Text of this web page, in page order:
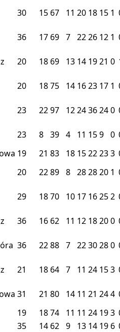
30 15 67 11 20 18 15 1
36 17 69 7 2226 12 1
20 18 69 13 14 1921 0
20 1875 14 1623 17 1
23 2297 122436240
23 8 39 4 11 159 0
19 21 83 18 1522233
20 2289 8 282820 1
29 1870 10 17 16252
36 16 62 11 12 18200
36 2288 7 2230280
21 18 64 7 11 24 153
31 21 80 14 11 21 244
19 1874 11 11 24 193
35 14 62 9 13 14 19 6